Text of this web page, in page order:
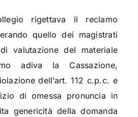
rigettava il reclamo
quello dei magistrati
valutazione del materiale
adiva la Cassazione,
dell’art. 112 c.p.c. e
di omessa pronuncia in
genericità della domanda